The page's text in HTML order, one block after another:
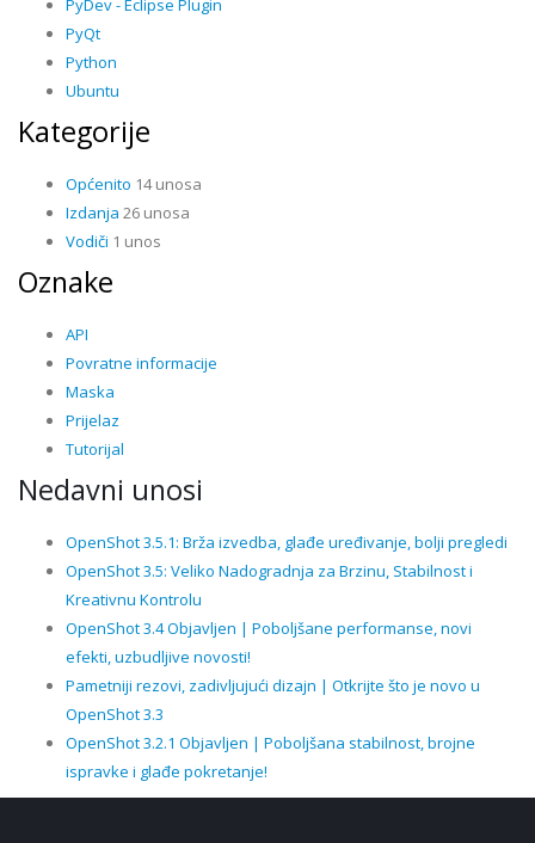
PyDev - Eclipse Plugin
PyQt
Python
Ubuntu
Kategorije
Općenito 14 unosa
Izdanja 26 unosa
Vodiči 1 unos
Oznake
API
Povratne informacije
Maska
Prijelaz
Tutorijal
Nedavni unosi
OpenShot 3.5.1: Brža izvedba, glađe uređivanje, bolji pregledi
OpenShot 3.5: Veliko Nadogradnja za Brzinu, Stabilnost i
Kreativnu Kontrolu
OpenShot 3.4 Objavljen | Poboljšane performanse, novi
efekti, uzbudljive novosti!
Pametniji rezovi, zadivljujući dizajn | Otkrijte što je novo u
OpenShot 3.3
OpenShot 3.2.1 Objavljen | Poboljšana stabilnost, brojne
ispravke i glađe pokretanje!